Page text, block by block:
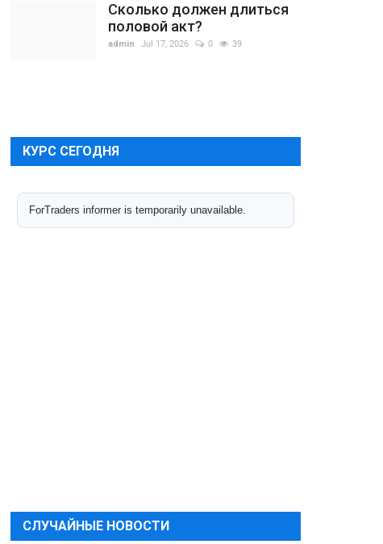
Сколько должен длиться
половой акт?
admin Jul 17, 2026 0 39
КУРС СЕГОДНЯ
СЛУЧАЙНЫЕ НОВОСТИ